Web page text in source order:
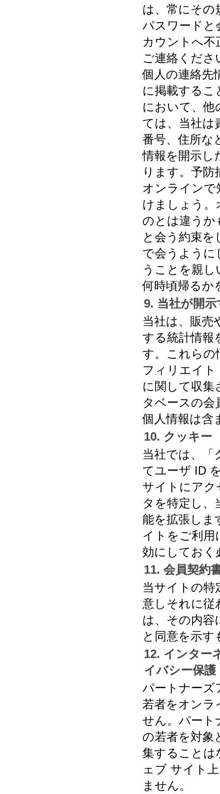
は、常にその
パスワードと
カウントへ
ご連絡くださ
個人の連絡先
に掲載する
において、他
ては、当社は
番号、住所な
情報を開示し
ります。予
オンラインで
けましょう。
のとは違うか
と会う約束を
で会うように
うことを親
何時頃帰るか
9. 当社が開
当社は、販売
する統計情報
す。これらの
フィリエイト
に関して収集
タベースの会
個人情報は含
10. クッキー
当社では、「
てユーザ ID
サイトにアク
タを特定し
能を拡張しま
イトをご利
効にしておく
11. 会員契約
当サイトの特
意しそれに従
は、その内容
と同意を示す
12. インター
イバシー保護
パートナーズ
若者をオンラ
せん。パート
の若者を対象
集することは
ェブ サイト
ません。